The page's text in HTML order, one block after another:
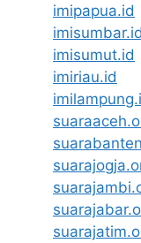
imipapua.id
imisumbar.id
imisumut.id
imiriau.id